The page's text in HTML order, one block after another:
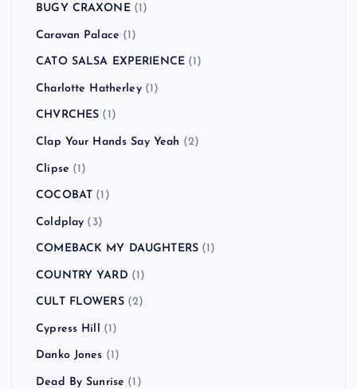
BUGY CRAXONE(1)
Caravan Palace (1)
CATO SALSA EXPERIENCE (1)
Charlotte Hatherley(1)
CHVRCHES (1)
Clap Your Hands Say Yeah (2)
Clipse (1)
COCOBAT (1)
Coldplay (3)
COMEBACK MY DAUGHTERS (1)
COUNTRY YARD (1)
CULT FLOWERS(2)
Cypress Hill (1)
Danko Jones (1)
Dead By Sunrise (1)